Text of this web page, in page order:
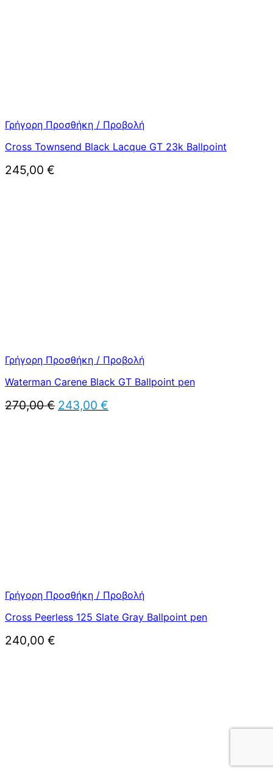
Γρήγορη Προσθήκη / Προβολή
Cross Townsend Black Lacque GT 23k Ballpoint
245,00 €
Γρήγορη Προσθήκη / Προβολή
Waterman Carene Black GT Ballpoint pen
270,00€ Original
243,00 €
Γρήγορη Προσθήκη / Προβολή
Cross Peerless 125 Slate Gray Ballpoint pen
240,00 €